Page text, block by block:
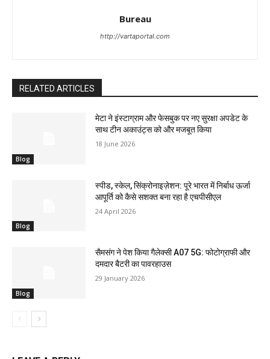
Bureau
http://vartaportal.com
RELATED ARTICLES
Blog
मेटा ने इंस्टाग्राम और फेसबुक पर नए सुरक्षा अपडेट के
साथ टीन अकाउंट्स को और मजबूत किया
18 June 2026
Blog
स्पीड, स्केल, सिंक्रोनाइज़ेशन: पूरे भारत में निर्बाध ऊर्जा
आपूर्ति को कैसे सशक्त बना रहा है एचपीसीएल
24 April 2026
Blog
सैमसंग ने पेश किया गैलेक्सी A07 5G: फोटोग्राफी और
दमदार बैटरी का पावरहाउस
29 January 2026